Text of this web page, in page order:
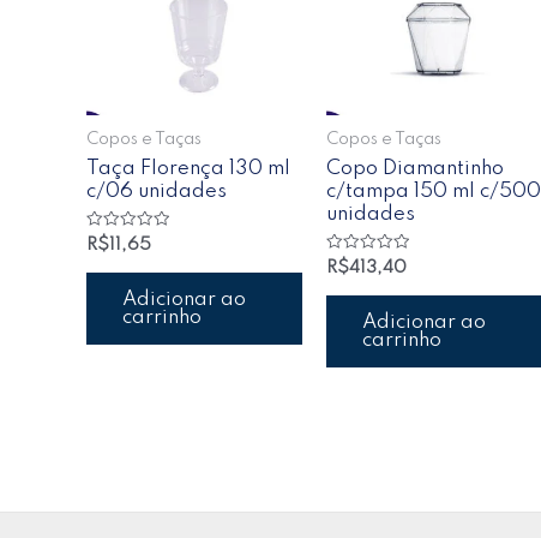
Copos e Taças
Taça Florença 130 ml
c/06 unidades
Avaliação
de
R$11,65
Adicionar ao
carrinho
Copos e Taças
Copo Diamantinho
c/tampa 150 ml c/500
unidades
Avaliação
de
R$413,40
Adicionar ao
carrinho